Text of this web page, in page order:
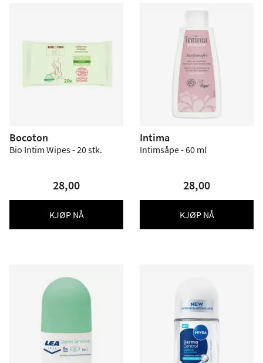
Bocoton
Bio Intim Wipes - 20 stk.
28,00
KJØP NÅ
Intima
Intimsåpe - 60 ml
28,00
KJØP NÅ